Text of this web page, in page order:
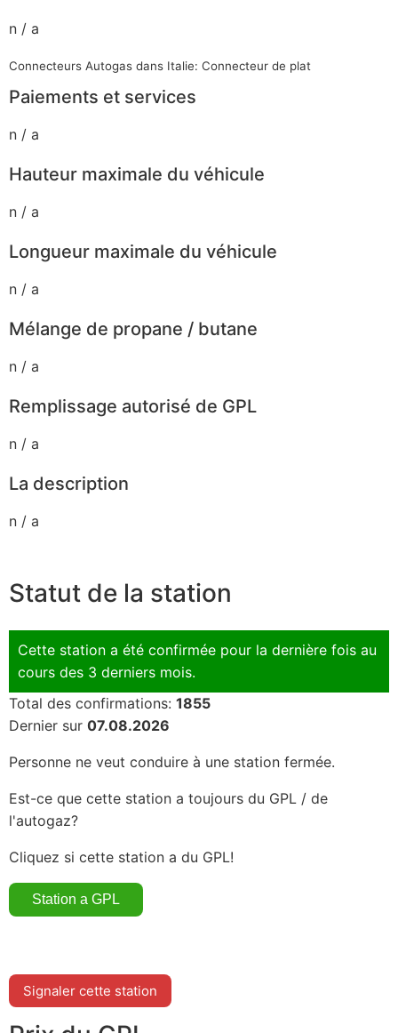
n / a
Connecteurs Autogas dans Italie: Connecteur de plat
Paiements et services
n / a
Hauteur maximale du véhicule
n / a
Longueur maximale du véhicule
n / a
Mélange de propane / butane
n / a
Remplissage autorisé de GPL
n / a
La description
n / a
Statut de la station
Cette station a été confirmée pour la dernière fois au
cours des 3 derniers mois.
Total des confirmations: 1855
Dernier sur 07.08.2026
Personne ne veut conduire à une station fermée.
Est-ce que cette station a toujours du GPL / de
l'autogaz?
Cliquez si cette station a du GPL!
Signaler cette station